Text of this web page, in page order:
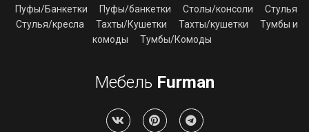
Алиса
Пуфы/Банкетки
Пуфы/банкетки Столы/консоли
Стулья
Стулья/кресла
Тахты/Кушетки Тахты/кушетки
Тумбы и
комоды
Тумбы/Комоды
Мебель Furman